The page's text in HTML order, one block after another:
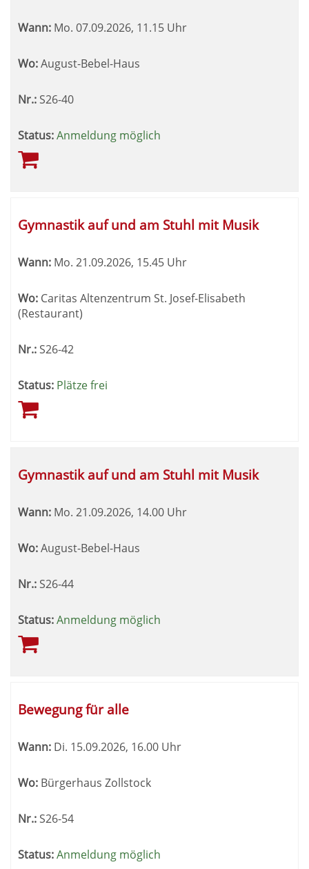
Wann: Mo. 07.09.2026, 11.15 Uhr
Wo:August-Bebel-Haus
Nr.: S26-40
Status:Anmeldung möglich
Gymnastik auf und am Stuhl mit Musik
Wann: Mo. 21.09.2026, 15.45 Uhr
Wo: Caritas Altenzentrum St. Josef-Elisabeth
(Restaurant)
Nr.:S26-42
Status: Plätze frei
Gymnastik auf und am Stuhl mit Musik
Wann: Mo. 21.09.2026, 14.00 Uhr
Wo:August-Bebel-Haus
Nr.: S26-44
Status:Anmeldung möglich
Bewegung für alle
Wann: Di. 15.09.2026, 16.00 Uhr
Wo: Bürgerhaus Zollstock
Nr.:S26-54
Status:Anmeldung möglich